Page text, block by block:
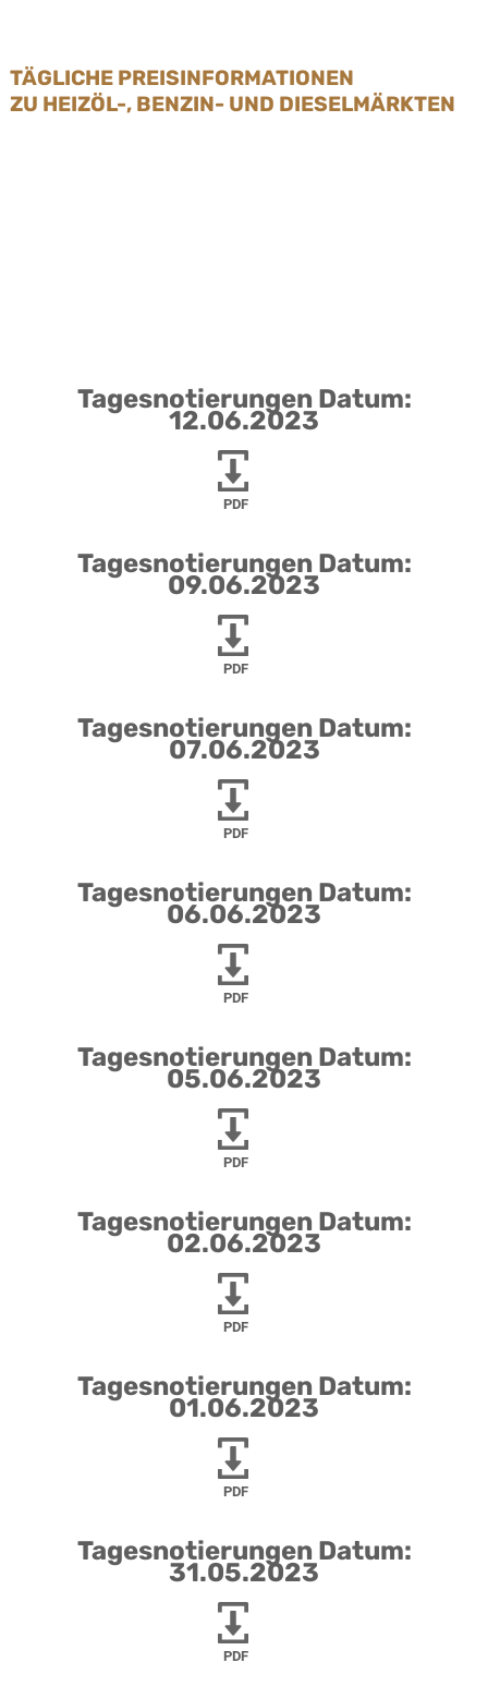
TÄGLICHE PREISINFORMATIONEN
ZU HEIZÖL-, BENZIN- UND DIESELMÄRKTEN
Tagesnotierungen Datum:
12.06.2023
PDF
Tagesnotierungen Datum:
09.06.2023
PDF
Tagesnotierungen Datum:
07.06.2023
PDF
Tagesnotierungen Datum:
06.06.2023
PDF
Tagesnotierungen Datum:
05.06.2023
PDF
Tagesnotierungen Datum:
02.06.2023
PDF
Tagesnotierungen Datum:
01.06.2023
PDF
Tagesnotierungen Datum:
31.05.2023
PDF